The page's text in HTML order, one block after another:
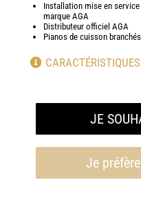
Installation mise en
marque AGA
Distributeur officiel AGA
Pianos de cuisson
JE
Je